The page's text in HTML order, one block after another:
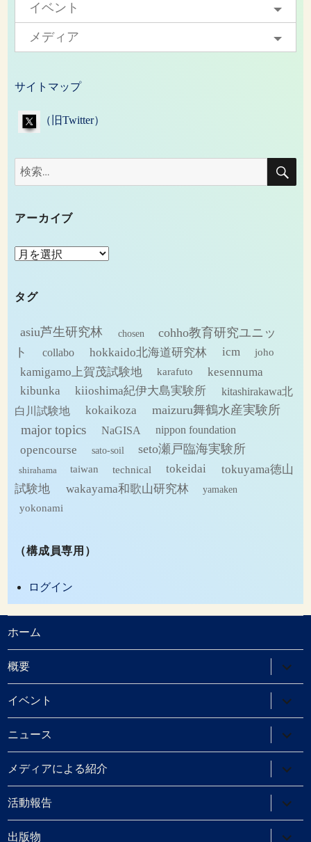
イベント
メディア
サイトマップ
（旧Twitter）
検
索:
検
アーカイブ
ア
カ
ブ
タグ
asiu芦生研究林 chosen
cohho教育研究ユニッ
ト
collabo hokkaido北海道研究林 icm joho
kamigamo上賀茂試験地 karafuto
kesennuma
kibunka
kiioshima紀伊大島実験所
kitashirakawa北
白川試験地
kokaikoza maizuru舞鶴水産実験所
major topics NaGISA nippon foundation
opencourse sato-soil seto瀬戸臨海実験所
shirahama taiwan technical tokeidai
tokuyama徳山
試験地
wakayama和歌山研究林
yamaken
yokonami
（構成員専用）
ログイン
ホーム
概要
ブ
メ
ニ
ュ
ー
を
展
開
イベント
ブ
メ
ニ
ュ
ー
を
展
開
ニュース
ブ
メ
ニ
ュ
ー
を
展
開
メディアによる紹介
ブ
メ
ニ
ュ
ー
を
活動報告
ブ
メ
ニ
出版物